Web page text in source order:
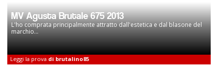
MV Agusta Brutale 675 2013
L'ho comprata principalmente attratto dall'estetica e dal blasone del
marchio...
Leggi la prova di brutalino85